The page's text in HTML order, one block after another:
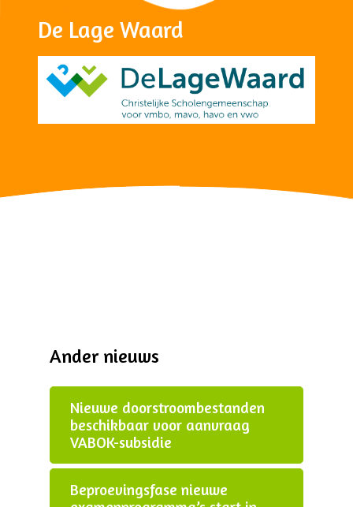
De Lage Waard
Ander nieuws
Nieuwe doorstroombestanden
beschikbaar voor aanvraag
VABOK-subsidie
Beproevingsfase nieuwe